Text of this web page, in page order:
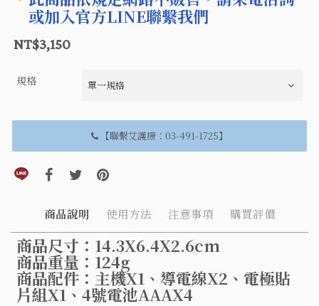
或加入官方LINE聯繫我們
NT$3,150
規格
【聯繫艾護康：03-491-1725】
分享到line(另開視窗)
分享到facebook(另開視窗)
分享到twitter(另開視窗)
分享到pinterest(另開視窗)
商品說明 使用方法 注意事項 購買評價
商品尺寸：14.3X6.4X2.6cm
商品重量：124g
商品配件：主機X1、導電線X2、電極貼
片組X1、4號電池AAAX4